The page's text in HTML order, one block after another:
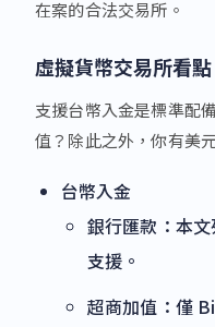
在案的合法交易所。
虛擬貨幣交易所看點
支援台幣入金是標準配
值？除此之外，你有美
台幣入金
銀行匯款：本
支援。
超商加值：僅